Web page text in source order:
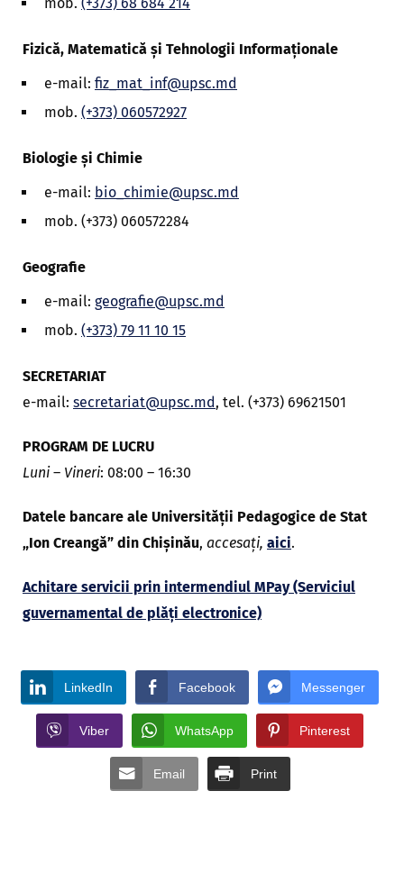
Fizică, Matematică și Tehnologii Informaționale
e-mail: fiz_mat_inf@upsc.md
mob. (+373) 060572927
Biologie și Chimie
e-mail: bio_chimie@upsc.md
mob. (+373) 060572284
Geografie
e-mail: geografie@upsc.md
mob. (+373) 79 11 10 15
SECRETARIAT
e-mail: secretariat@upsc.md, tel. (+373) 69621501
PROGRAM DE LUCRU
Luni– Vineri: 08:00 – 16:30
Datele bancare ale Universităţii Pedagogice de Stat
„Ion Creangă” din Chișinău, accesați, aici.
Achitare servicii prin intermendiul MPay (Serviciul
guvernamental de plăți electronice)
LinkedIn Facebook Messenger
Viber WhatsApp Pinterest
Email Print